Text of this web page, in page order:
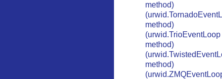
method)
method)
(urwid.TrioEventLoop
method)
method)